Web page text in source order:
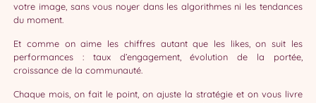
votre image, sans vous noyer dans les algorithmes ni les tendances
du moment.
Et comme on aime les chiffres autant que les likes, on suit les
performances : taux d’engagement, évolution de la portée,
croissance de la communauté.
Chaque mois, on fait le point, on ajuste la stratégie et on vous livre